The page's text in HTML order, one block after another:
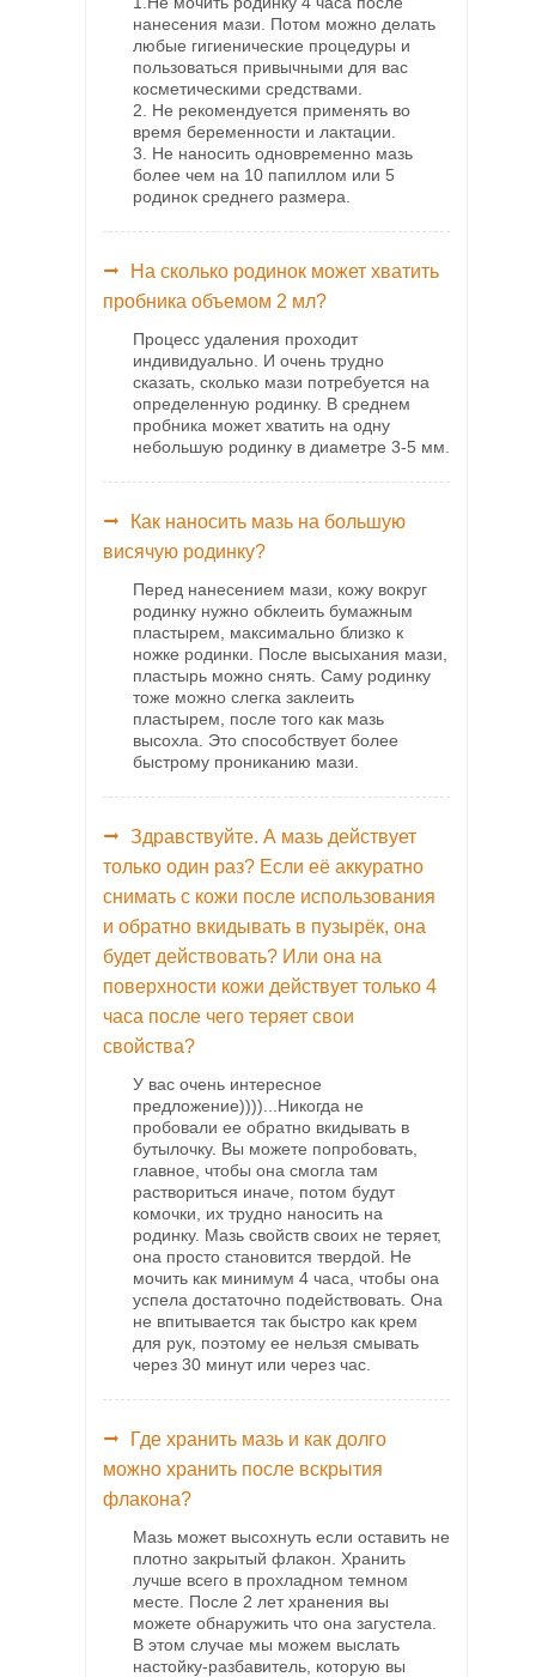
нанесения мази. Потом можно делать
любые гигиенические процедуры и
пользоваться привычными для вас
косметическими средствами.
2. Не рекомендуется применять во
время беременности и лактации.
3. Не наносить одновременно мазь
более чем на 10 папиллом или 5
родинок среднего размера.
На сколько родинок может хватить
пробника объемом 2 мл?
Процесс удаления проходит
индивидуально. И очень трудно
сказать, сколько мази потребуется на
определенную родинку. В среднем
пробника может хватить на одну
небольшую родинку в диаметре 3-5 мм.
Как наносить мазь на большую
висячую родинку?
Перед нанесением мази, кожу вокруг
родинку нужно обклеить бумажным
пластырем, максимально близко к
ножке родинки. После высыхания мази,
пластырь можно снять. Саму родинку
тоже можно слегка заклеить
пластырем, после того как мазь
высохла. Это способствует более
быстрому прониканию мази.
Здравствуйте. А мазь действует
только один раз? Если её аккуратно
снимать с кожи после использования
и обратно вкидывать в пузырёк, она
будет действовать? Или она на
поверхности кожи действует только 4
часа после чего теряет свои
свойства?
У вас очень интересное
предложение))))...Никогда не
пробовали ее обратно вкидывать в
бутылочку. Вы можете попробовать,
главное, чтобы она смогла там
раствориться иначе, потом будут
комочки, их трудно наносить на
родинку. Мазь свойств своих не теряет,
она просто становится твердой. Не
мочить как минимум 4 часа, чтобы она
успела достаточно подействовать. Она
не впитывается так быстро как крем
для рук, поэтому ее нельзя смывать
через 30 минут или через час.
Где хранить мазь и как долго
можно хранить после вскрытия
флакона?
Мазь может высохнуть если оставить не
плотно закрытый флакон. Хранить
лучше всего в прохладном темном
месте. После 2 лет хранения вы
можете обнаружить что она загустела.
В этом случае мы можем выслать
настойку-разбавитель, которую вы